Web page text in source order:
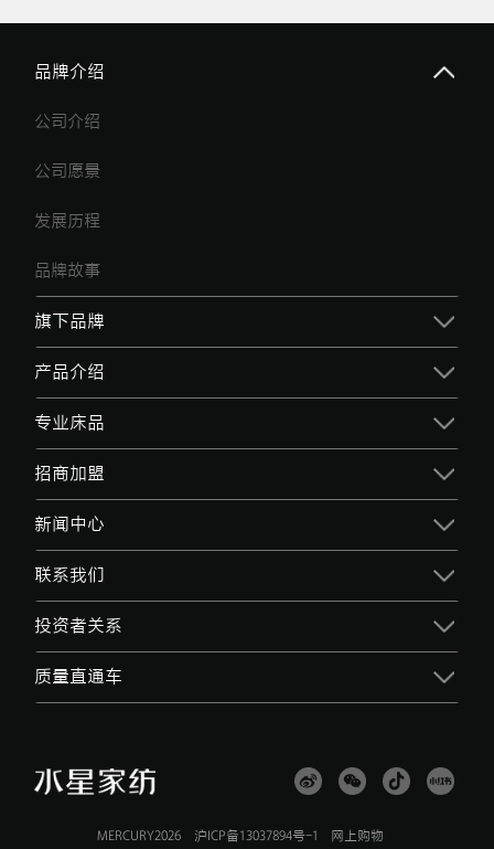
品牌介绍
公司介绍
公司愿景
发展历程
品牌故事
旗下品牌
产品介绍
专业床品
招商加盟
新闻中心
联系我们
投资者关系
质量直通车
MERCURY2026 沪ICP备13037894号-1 网上购物